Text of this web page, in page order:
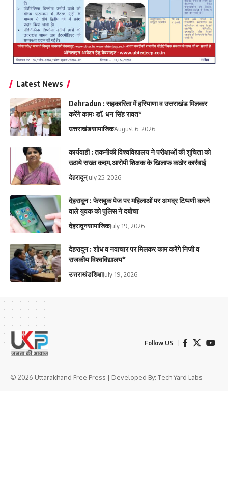
Latest News
Dehradun : सहकारिता में हरियाणा व उत्तराखंड मिलकर
करेंगे कामः डाॅ. धन सिंह रावत*
उत्तराखंडसामाजिकAugust 6, 2026
कार्यवाही : तकनीकी विश्वविद्यालय ने परीक्षाओं की शुचिता को
उठाये सख्त कदम,आरोपी शिक्षक के खिलाफ कठोर कार्रवाई
देहरादूनJuly 25, 2026
देहरादून : फेसबुक पेज पर महिलाओं पर अभद्र टिप्पणी करने
वाले युवक को पुलिस ने दबोचा
देहरादूनसामाजिकJuly 19, 2026
देहरादून : शोध व नवाचार पर मिलकर काम करेंगे निजी व
राजकीय विश्वविद्यालय*
उत्तराखंडशिक्षाJuly 19, 2026
Follow US
© 2026 Uttarakhand Free Press | Developed By: Tech Yard Labs